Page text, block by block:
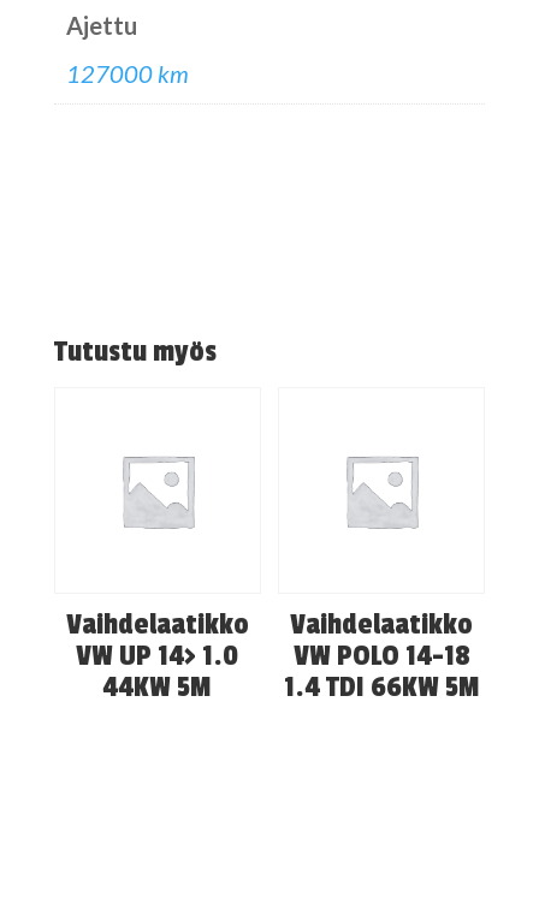
Ajettu
127000 km
Tutustu myös
Vaihdelaatikko
VW UP 14> 1.0
44KW 5M
Vaihdelaatikko
VW POLO 14-18
1.4 TDI 66KW 5M